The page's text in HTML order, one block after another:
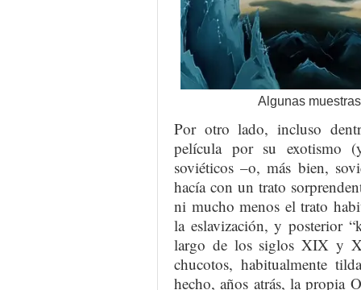
Algunas
Por otro lado, incluso
película por su exotismo
soviéticos –o, más bien,
hacía con un trato
ni mucho menos el trato
la eslavización, y posterior
largo de los siglos XIX y
chucotos, habitualmente
hecho, años atrás, la propia